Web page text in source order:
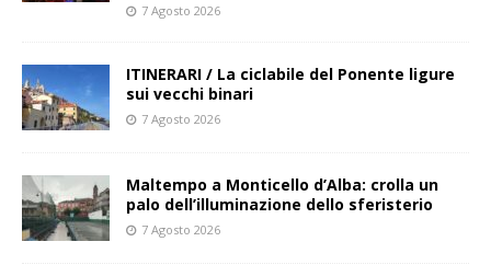
7 Agosto 2026
ITINERARI / La ciclabile del Ponente ligure
sui vecchi binari
7 Agosto 2026
Maltempo a Monticello d’Alba: crolla un
palo dell’illuminazione dello sferisterio
7 Agosto 2026